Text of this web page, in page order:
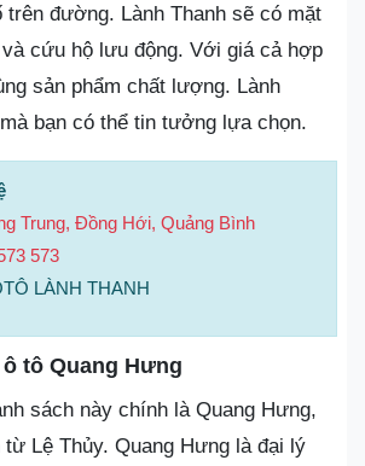
đường. Lành Thanh sẽ có mặt
cứu hộ lưu động. Với giá cả hợp
sản phẩm chất lượng. Lành
bạn có thể tin tưởng lựa chọn.
Trung, Đồng Hới, Quảng Bình
573
LÀNH THANH
tô Quang Hưng
sách này chính là Quang Hưng,
từ Lệ Thủy. Quang Hưng là đại lý